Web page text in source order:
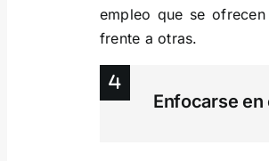
empleo que se
frente a otras.
Enfocarse